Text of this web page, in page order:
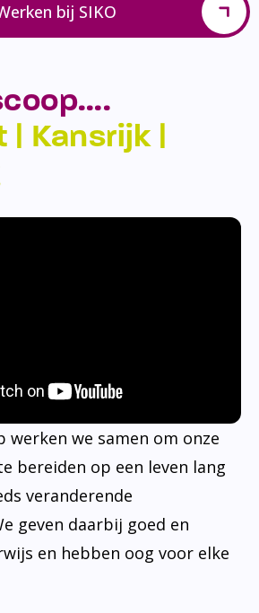
bij SIKO
| Kansrijk |
werken we samen om onze
bereiden op een leven lang
veranderende
geven daarbij goed en
en hebben oog voor elke